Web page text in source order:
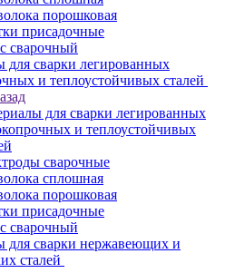
порошковая
присадочные
сварочный
для сварки легированных
и теплоустойчивых сталей
для сварки легированных
и теплоустойчивых
сварочные
сплошная
порошковая
присадочные
сварочный
для сварки нержавеющих и
сталей